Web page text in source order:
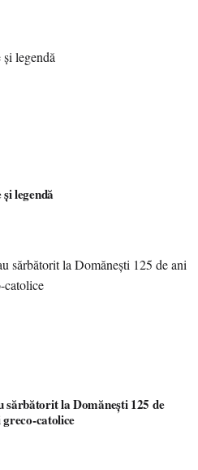
și legendă
sărbătorit la Domănești 125 de
catolice